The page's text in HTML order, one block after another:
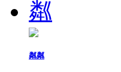
粼粼